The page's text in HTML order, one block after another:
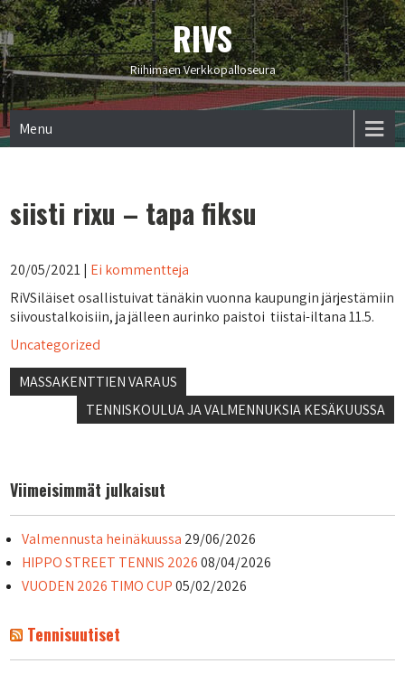
RIVS
Riihimäen Verkkopalloseura
Menu
siisti rixu – tapa fiksu
20/05/2021| Ei kommentteja
RiVSiläiset osallistuivat tänäkin vuonna kaupungin järjestämiin
siivoustalkoisiin, ja jälleen aurinko paistoi tiistai-iltana 11.5.
Uncategorized
Artikkelien
MASSAKENTTIEN VARAUS
TENNISKOULUA JA VALMENNUKSIA KESÄKUUSSA
Viimeisimmät julkaisut
Valmennusta heinäkuussa 29/06/2026
HIPPO STREET TENNIS 2026 08/04/2026
VUODEN 2026 TIMO CUP 05/02/2026
Tennisuutiset